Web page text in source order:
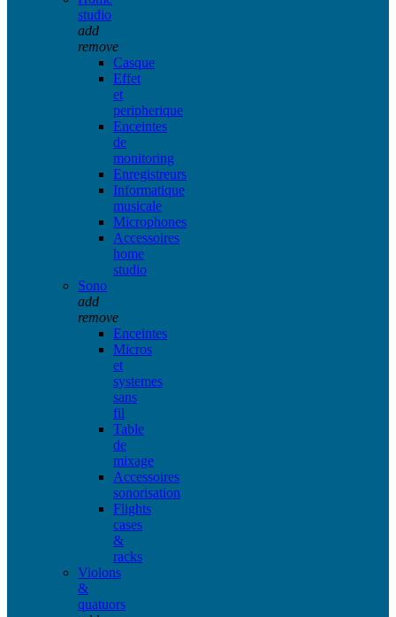
studio
add
remove
Casque
Effet
et
peripherique
Enceintes
de
monitoring
Enregistreurs
Informatique
musicale
Microphones
Accessoires
home
studio
Sono
add
remove
Enceintes
Micros
et
systemes
sans
fil
Table
de
mixage
Accessoires
sonorisation
Flights
cases
&
racks
Violons
&
quatuors